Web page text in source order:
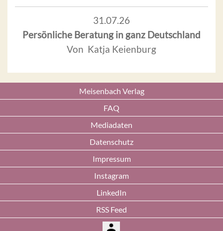
31.07.26
Persönliche Beratung in ganz Deutschland
Von Katja Keienburg
Meisenbach Verlag
FAQ
Mediadaten
Datenschutz
Impressum
Instagram
LinkedIn
RSS Feed